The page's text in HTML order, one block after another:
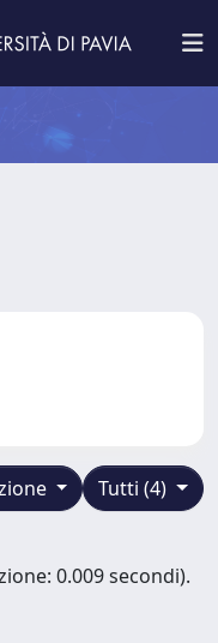
Tutti (4)
0.009 secondi).